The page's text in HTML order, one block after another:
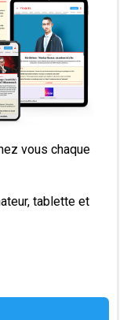
vous chaque
tablette et
avant la sortie